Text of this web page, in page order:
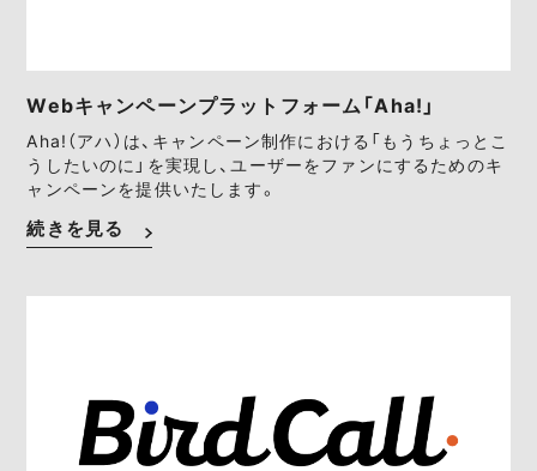
Webキャンペーンプラットフォーム「Aha!」
Aha!（アハ）は、キャンペーン制作における「もうちょっとこ
うしたいのに」を実現し、ユーザーをファンにするためのキ
ャンペーンを提供いたします。
続きを見る